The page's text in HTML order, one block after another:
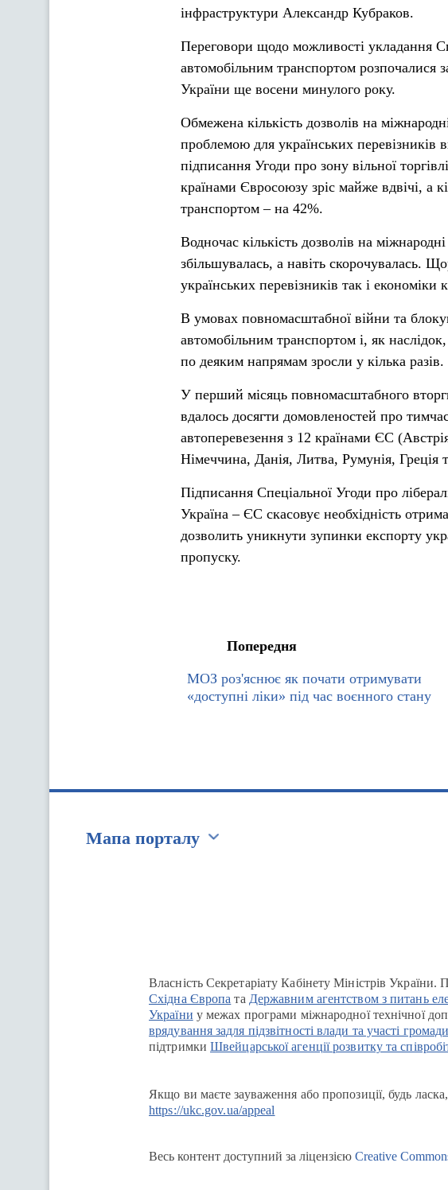
інфраструктури Александр Кубраков.
Переговори щодо можливості укладання
автомобільним транспортом розпочалися
України ще восени минулого року.
Обмежена кількість дозволів на
проблемою для українських перевізників
підписання Угоди про зону вільної
країнами Євросоюзу зріс майже вдвічі, а
транспортом – на 42%.
Водночас кількість дозволів на
збільшувалась, а навіть скорочувалась.
українських перевізників так і економіки
В умовах повномасштабної війни та
автомобільним транспортом і, як
по деяким напрямам зросли у кілька разів.
У перший місяць повномасштабного
вдалось досягти домовленостей про
автоперевезення з 12 країнами ЄС
Німеччина, Данія, Литва, Румунія, Греція
Підписання Спеціальної Угоди про
Україна – ЄС скасовує необхідність
дозволить уникнути зупинки експорту
пропуску.
Попередня
МОЗ роз'яснює як почати отримувати
«доступні ліки» під час воєнного стану
Мапа порталу
Власність Секретаріату Кабінету Міністрів України.
Східна Європа та Державним агентством з питань
України у межах програми міжнародної технічної
врядування задля підзвітності влади та участі
підтримки Швейцарської агенції розвитку та
Якщо ви маєте зауваження або пропозиції, будь
https://ukc.gov.ua/appeal
Весь контент доступний за ліцензією Creative